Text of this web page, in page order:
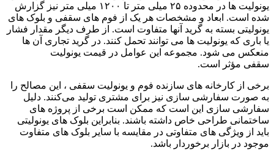
یونولیت ها در محدوده ۲۵ میلی متر تا ۱۲۰۰ میلی متر نیز گزارش
شده است. ابعاد و مشخصات هر یک از فوم های سقفی و بلوک های
یونولیتی بسته به گرید آنها متفاوت است. از طرف دیگر مقدار فشار
یا باری که یونولیت ها می توانند تحمل کنند. در گرید تجاری آن ها
منعکس می شود. مجموعه این عوامل در قیمت یونولیت
سقفی مؤثر است.
برخی از کارخانه های سازنده فوم و یونولیت سقفی ، این مصالح را
به صورت سفارشی سازی نیز برای مشتری تولید می‌کنند. دلیل
سفارشی سازی این است که ممکن است برخی از پروژه های
ساختمانی طراحی خاص داشته باشند. بنابراین بلوک های یونولیتی
باید از ویژگی های متفاوتی در مقایسه با سایر بلوک های متفاوت
موجود در بازار برخوردار باشد.